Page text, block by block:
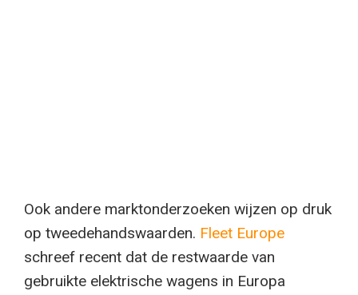
Ook andere marktonderzoeken wijzen op druk
op tweedehandswaarden. Fleet Europe
schreef recent dat de restwaarde van
gebruikte elektrische wagens in Europa